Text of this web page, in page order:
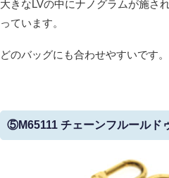
大きなLVの中にナノグラムが施さ
っています。
どのバッグにも合わせやすいです。
⑤M65111 チェーンフルールド